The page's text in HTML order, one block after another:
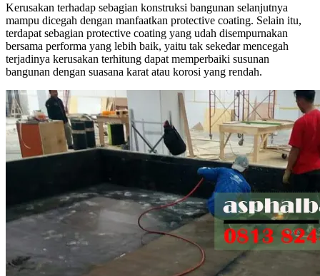
Kerusakan terhadap sebagian konstruksi bangunan selanjutnya
mampu dicegah dengan manfaatkan protective coating. Selain itu,
terdapat sebagian protective coating yang udah disempurnakan
bersama performa yang lebih baik, yaitu tak sekedar mencegah
terjadinya kerusakan terhitung dapat memperbaiki susunan
bangunan dengan suasana karat atau korosi yang rendah.